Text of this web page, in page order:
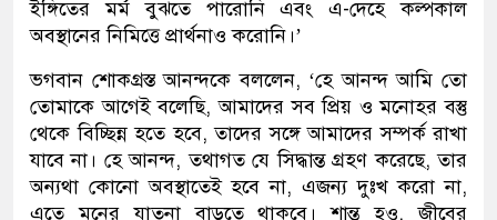
ইঙ্গিতের মর্ম বুঝতে পারোনি এবং এ-দেহে কল্পকাল
অবস্থানের নিমিত্তে প্রার্থনাও করোনি।’
ভগবান শোকগ্রস্ত আনন্দকে বললেন, ‘হে আনন্দ আমি তো
তোমাকে আগেই বলেছি, আমাদের সব প্রিয় ও মনোহর বস্তু
থেকে বিচ্ছিন্ন হতে হবে, তাদের সঙ্গে আমাদের সম্পর্ক রাখা
যাবে না। হে আনন্দ, তথাগত যে সিদ্ধান্ত গ্রহণ করেছে, তার
অন্যথা কোনো অবস্থাতেই হবে না, এজন্য দুঃখ করো না,
এতে মনের যাতনা বাড়তে থাকবে। শান্ত হও, জীবের